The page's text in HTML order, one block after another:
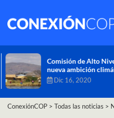
Comisión de Alto
nueva ambición
Dic 16, 2020
ConexiónCOP > Todas las noticias >